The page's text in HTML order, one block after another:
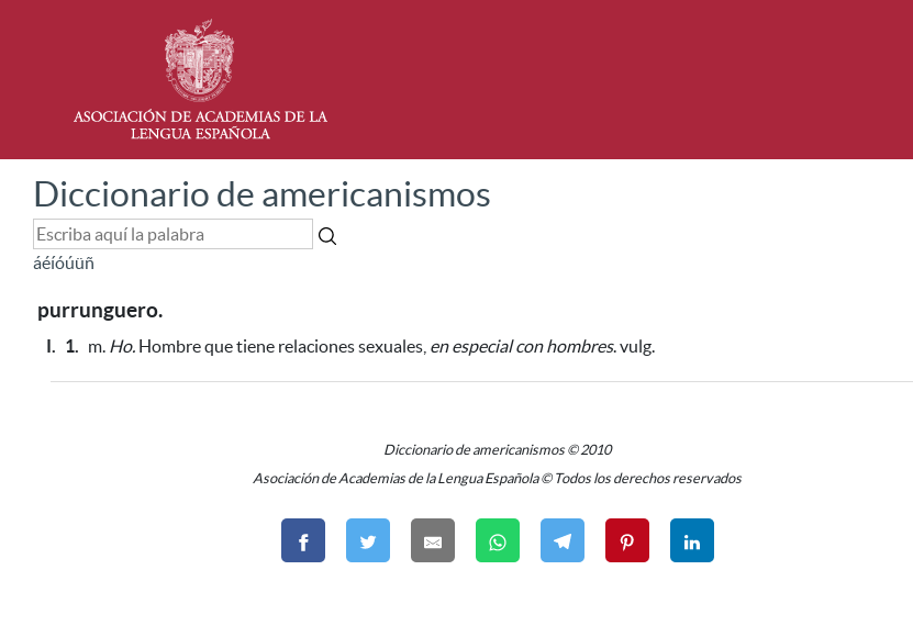
Diccionario de americanismos
áéíóúüñ
purrunguero.
I. 1. m. Ho. Hombre que tiene relaciones sexuales, en especial con hombres. vulg.
Diccionario de americanismos © 2010
Asociación de Academias de la Lengua Española © Todos los derechos reservados